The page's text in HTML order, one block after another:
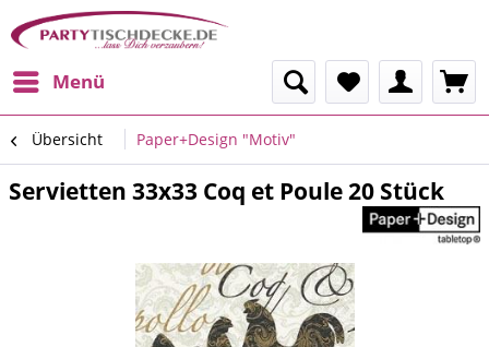
Menü
Übersicht Paper+Design "Motiv"
Servietten 33x33 Coq et Poule 20 Stück